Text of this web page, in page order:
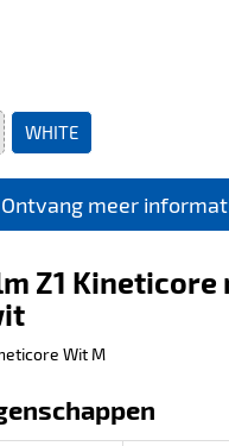
WHITE
Ontvang meer
Z1 Kineticore
Wit M